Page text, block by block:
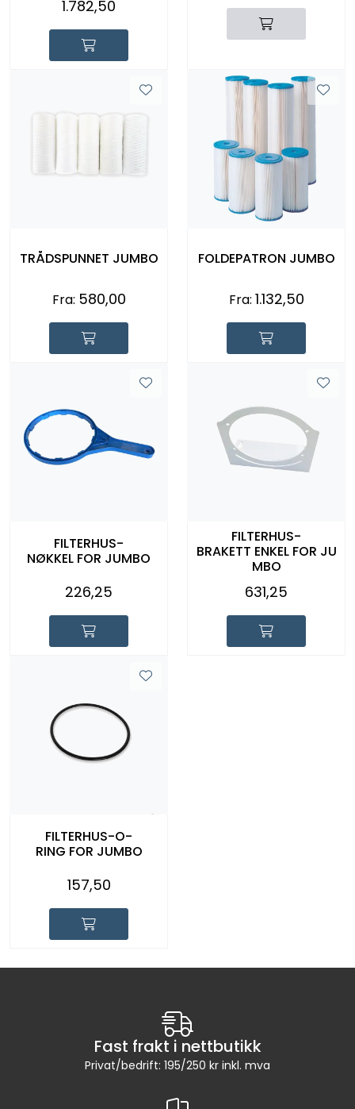
1.782,50
5MY
TRÅDSPUNNET JUMBO
Fra: 580,00
FOLDEPATRON JUMBO
Fra: 1.132,50
FILTERHUS-
NØKKEL FOR JUMBO
226,25
FILTERHUS-
BRAKETT ENKEL FOR JU
MBO
631,25
FILTERHUS-O-
RING FOR JUMBO
157,50
Fast frakt i nettbutikk
Privat/bedrift: 195/250 kr inkl. mva